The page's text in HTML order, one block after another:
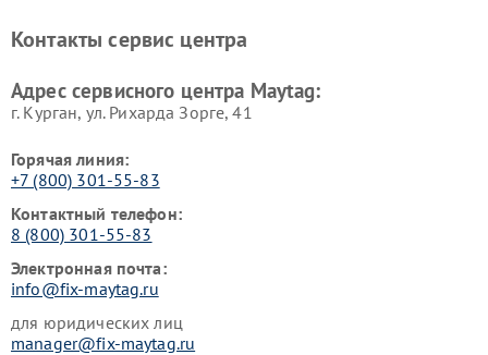
Контакты сервис центра
Адрес сервисного центра Maytag:
г. Курган, ул. Рихарда Зорге, 41
Горячая линия:
+7 (800) 301-55-83
Контактный телефон:
8 (800) 301-55-83
Электронная почта:
info@fix-maytag.ru
для юридических лиц
manager@fix-maytag.ru